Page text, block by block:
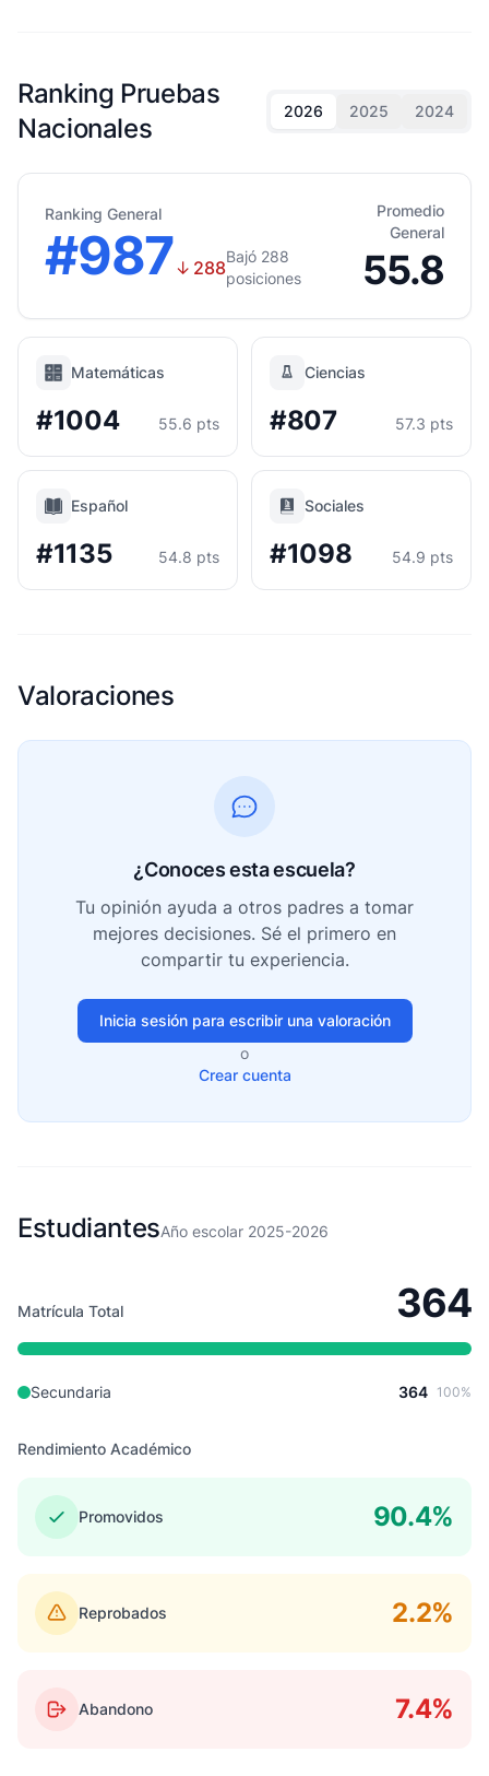
Ranking Pruebas
Nacionales
2026 2025 2024
Ranking General
#987↓ 288
Bajó 288
posiciones
Promedio
General
55.8
Matemáticas
#1004 55.6 pts
Ciencias
#807 57.3 pts
Español
#1135 54.8 pts
Sociales
#1098 54.9 pts
Valoraciones
¿Conoces esta escuela?
Tu opinión ayuda a otros padres a tomar
mejores decisiones. Sé el primero en
compartir tu experiencia.
Inicia sesión para escribir una valoración
o
Crear cuenta
EstudiantesAño escolar 2025-2026
Matrícula Total 364
Secundaria 364 100%
Rendimiento Académico
Promovidos 90.4%
Reprobados 2.2%
Abandono 7.4%